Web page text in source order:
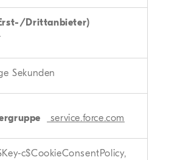
Sekunden
service.force.com
c$CookieConsentPolicy,